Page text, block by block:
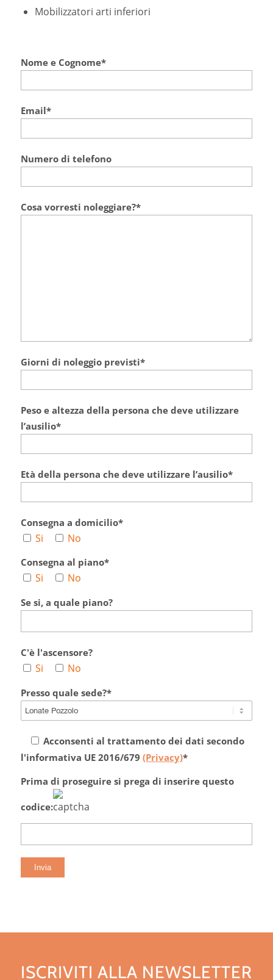
Mobilizzatori arti inferiori
Nome e Cognome*
Email*
Numero di telefono
Cosa vorresti noleggiare?*
Giorni di noleggio previsti*
Peso e altezza della persona che deve utilizzare
l’ausilio*
Età della persona che deve utilizzare l’ausilio*
Consegna a domicilio*
Si No
Consegna al piano*
Si No
Se si, a quale piano?
C'è l'ascensore?
Si No
Presso quale sede?*
Acconsenti al trattamento dei dati secondo
l'informativa UE 2016/679 (Privacy)*
Prima di proseguire si prega di inserire questo
codice:
ISCRIVITI ALLA NEWSLETTER